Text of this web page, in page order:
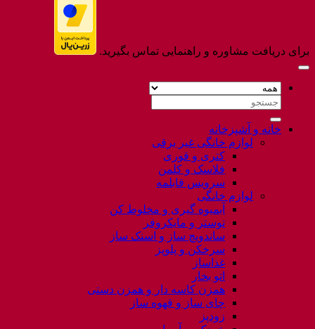
برای دریافت مشاوره و راهنمایی تماس بگیرید.
جستجو
خانه و آشپزخانه
لوازم خانگی غیر برقی
کتری و قوری
فلاسک و کلمن
سرویس قابلمه
لوازم خانگی
آبمیوه گیری و مخلوط کن
توستر و مایکروفر
ساندویچ ساز و اسنک ساز
سرخکن و پلوپز
غذاساز
اتو بخار
همزن کاسه دار و همزن دستی
چای ساز و قهوه ساز
زودپز